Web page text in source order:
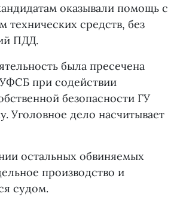
оказывали помощь с
технических средств, без
ПДД.
была пресечена
при содействии
безопасности ГУ
Уголовное дело насчитывает
остальных обвиняемых
производство и
судом.